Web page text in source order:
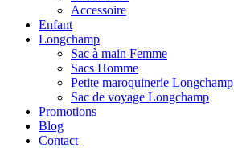
Accessoire
Enfant
Longchamp
Sac à main Femme
Sacs Homme
Petite maroquinerie Longchamp
Sac de voyage Longchamp
Promotions
Blog
Contact